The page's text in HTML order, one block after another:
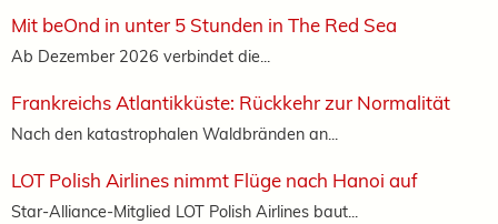
Mit beOnd in unter 5 Stunden in The Red Sea
Ab Dezember 2026 verbindet die...
Frankreichs Atlantikküste: Rückkehr zur Normalität
Nach den katastrophalen Waldbränden an...
LOT Polish Airlines nimmt Flüge nach Hanoi auf
Star-Alliance-Mitglied LOT Polish Airlines baut...